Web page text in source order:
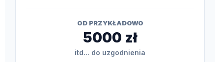
OD PRZYKŁADOWO
5000 zł
itd... do uzgodnienia